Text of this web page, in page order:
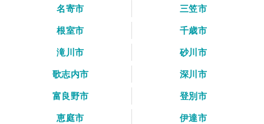
名寄市
三笠市
根室市
千歳市
滝川市
砂川市
歌志内市
深川市
富良野市
登別市
恵庭市
伊達市